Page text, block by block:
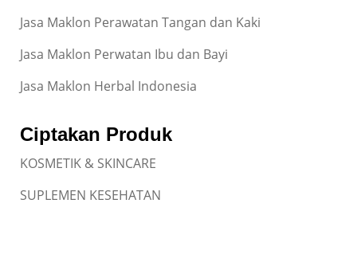
Jasa Maklon Perawatan Tangan dan Kaki
Jasa Maklon Perwatan Ibu dan Bayi
Jasa Maklon Herbal Indonesia
Ciptakan Produk
KOSMETIK & SKINCARE
SUPLEMEN KESEHATAN